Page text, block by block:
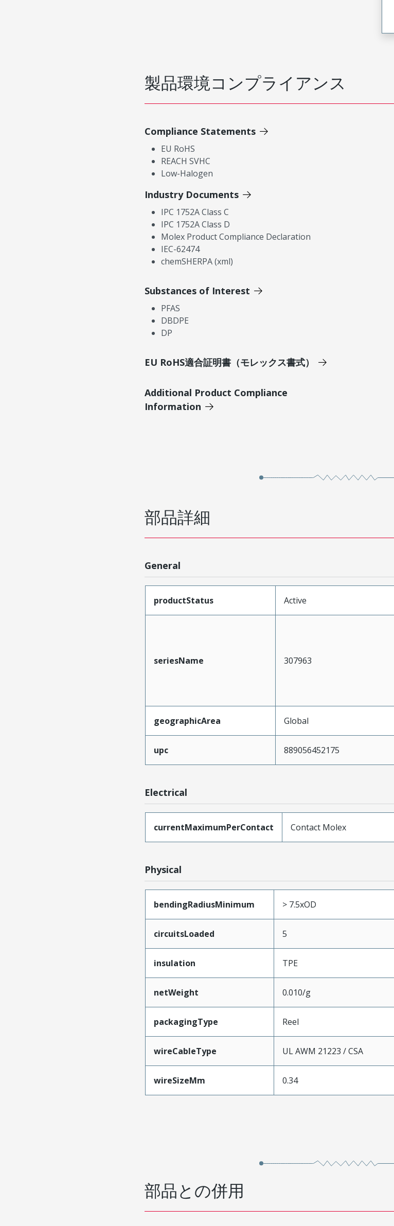
製品環境コンプライアンス
Compliance Statements
EU RoHS
REACH SVHC
Low-Halogen
Industry Documents
IPC 1752A Class C
IPC 1752A Class D
Molex Product Compliance Declaration
IEC-62474
chemSHERPA (xml)
Substances of Interest
PFAS
DBDPE
DP
EU RoHS適合証明書（モレックス書式）
Additional Product Compliance
Information
部品詳細
General
productStatus Active
seriesName 307963
geographicArea Global
upc 889056452175
Electrical
currentMaximumPerContact Contact Molex
Physical
bendingRadiusMinimum > 7.5xOD
circuitsLoaded 5
insulation TPE
netWeight 0.010/g
packagingType Reel
wireCableType UL AWM 21223 / CSA
wireSizeMm 0.34
部品との併用